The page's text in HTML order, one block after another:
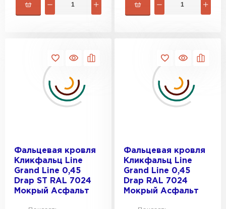
Фальцевая кровля
Кликфальц Line
Grand Line 0,45
Drap ST RAL 7024
Мокрый Асфальт
Фальцевая кровля
Кликфальц Line
Grand Line 0,45
Drap RAL 7024
Мокрый Асфальт
Штакетник